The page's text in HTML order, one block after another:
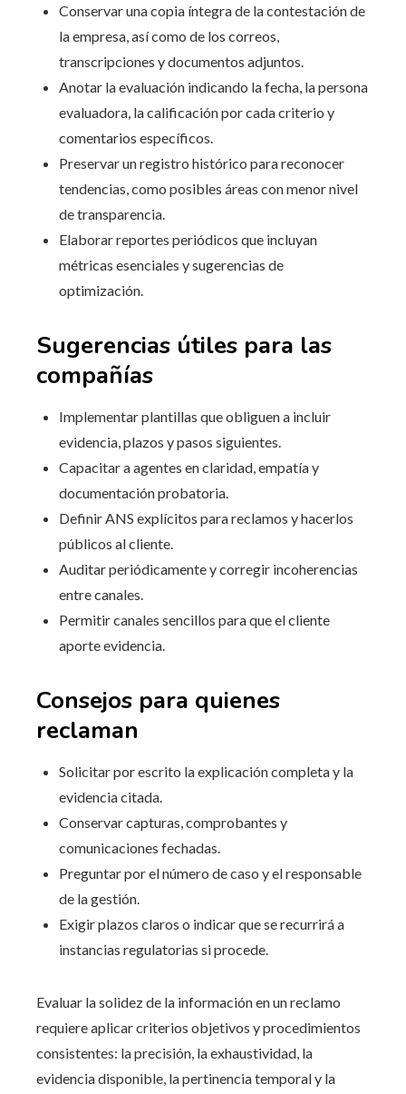
Conservar una copia íntegra de la contestación de
la empresa, así como de los correos,
transcripciones y documentos adjuntos.
Anotar la evaluación indicando la fecha, la persona
evaluadora, la calificación por cada criterio y
comentarios específicos.
Preservar un registro histórico para reconocer
tendencias, como posibles áreas con menor nivel
de transparencia.
Elaborar reportes periódicos que incluyan
métricas esenciales y sugerencias de
optimización.
Sugerencias útiles para las
compañías
Implementar plantillas que obliguen a incluir
evidencia, plazos y pasos siguientes.
Capacitar a agentes en claridad, empatía y
documentación probatoria.
Definir ANS explícitos para reclamos y hacerlos
públicos al cliente.
Auditar periódicamente y corregir incoherencias
entre canales.
Permitir canales sencillos para que el cliente
aporte evidencia.
Consejos para quienes
reclaman
Solicitar por escrito la explicación completa y la
evidencia citada.
Conservar capturas, comprobantes y
comunicaciones fechadas.
Preguntar por el número de caso y el responsable
de la gestión.
Exigir plazos claros o indicar que se recurrirá a
instancias regulatorias si procede.
Evaluar la solidez de la información en un reclamo
requiere aplicar criterios objetivos y procedimientos
consistentes: la precisión, la exhaustividad, la
evidencia disponible, la pertinencia temporal y la